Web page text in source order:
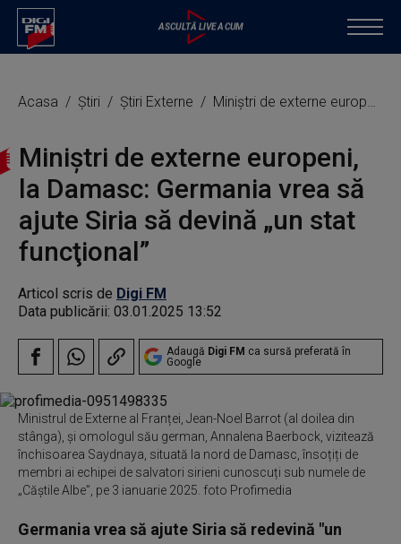
Acasa Știri Știri Externe Miniştri de externe europeni, la Damasc: Germania vrea să ajute Siria să devină „un stat funcţional”
Miniştri de externe europeni,
la Damasc: Germania vrea să
ajute Siria să devină „un stat
funcţional”
Articol scris de Digi FM
Data publicării: 03.01.2025 13:52
Adaugă Digi FM ca sursă preferată în
Google
Ministrul de Externe al Franței, Jean-Noel Barrot (al doilea din
stânga), și omologul său german, Annalena Baerbock, vizitează
închisoarea Saydnaya, situată la nord de Damasc, însoțiți de
membri ai echipei de salvatori sirieni cunoscuți sub numele de
„Căștile Albe”, pe 3 ianuarie 2025. foto Profimedia
Germania vrea să ajute Siria să redevină "un